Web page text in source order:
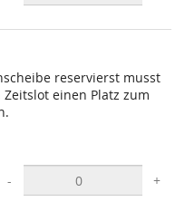
reservierst musst
einen Platz zum
- +